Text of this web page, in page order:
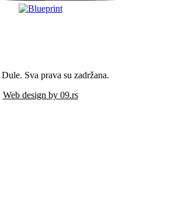
Sva prava su zadržana.
Web design by 09.rs